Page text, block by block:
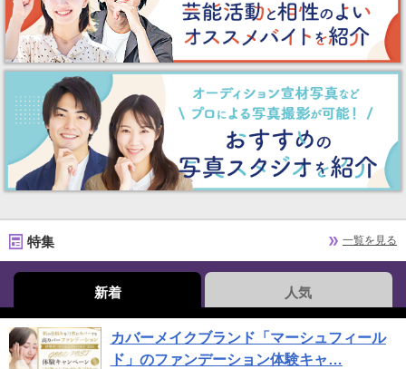
特集 一覧を見る
新着 人気
カバーメイクブランド「マーシュフィール
ド」のファンデーション体験キャ…